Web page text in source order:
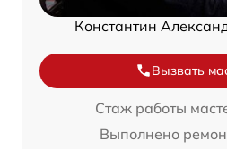
Константин
Вызвать
Стаж работы
Выполнено